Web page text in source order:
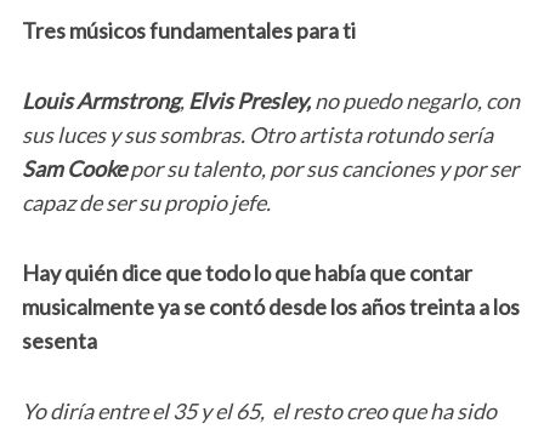
Tres músicos fundamentales para ti
Louis Armstrong,Elvis Presley,no puedo negarlo, con
sus luces y sus sombras. Otro artista rotundo sería
Sam Cookepor su talento, por sus canciones y por ser
capaz de ser su propio jefe.
Hay quién dice que todo lo que había que contar
musicalmente ya se contó desde los años treinta a los
sesenta
Yo diría entre el 35 y el 65, el resto creo que ha sido